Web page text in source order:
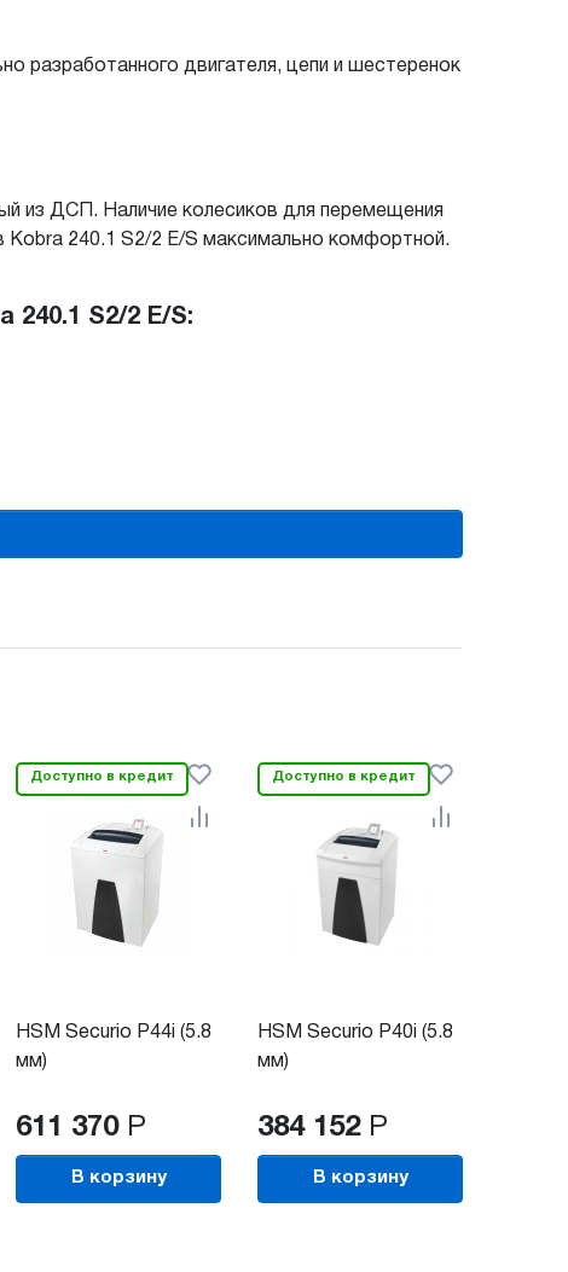
разработанного двигателя, цепи и шестеренок
из ДСП. Наличие колесиков для перемещения
240.1 S2/2 E/S максимально комфортной.
S2/2 E/S:
Доступно в кредит
HSM Securio P44i (5.8
мм)
611 370 Р
В корзину
Доступно в кредит
HSM Securio P40i (5.8
мм)
384 152 Р
В корзину